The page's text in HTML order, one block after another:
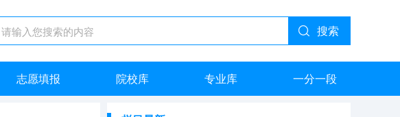
搜索
志愿填报 院校库 专业库 一分一段